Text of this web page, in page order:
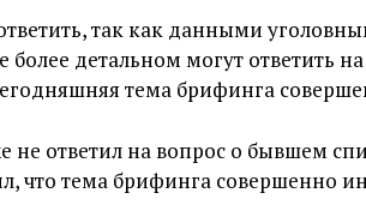
так как данными
более детальном могут ответить
тема брифинга
не ответил на вопрос о бывшем
что тема брифинга совершенно